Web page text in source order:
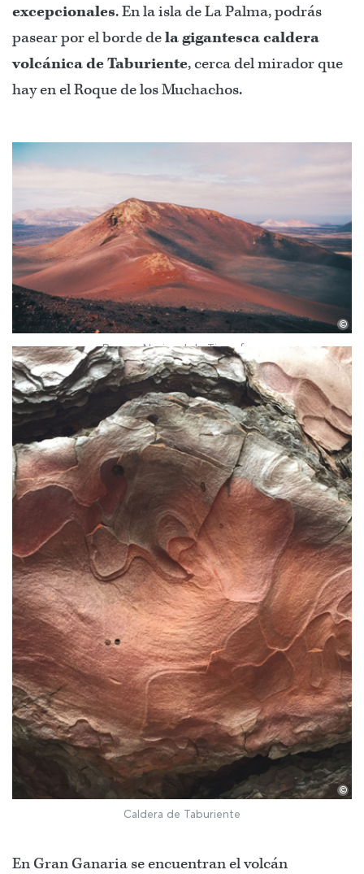
excepcionales. En la isla de La Palma, podrás
pasear por el borde dela gigantesca caldera
volcánica de Taburiente, cerca del mirador que
hay en el Roque de los Muchachos.
©
Parque Nacional de Timanfaya
©
Caldera de Taburiente
En Gran Ganaria se encuentran el volcán